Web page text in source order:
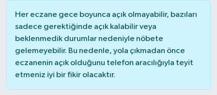
Her eczane gece boyunca açık olmayabilir, bazıları
sadece gerektiğinde açık kalabilir veya
beklenmedik durumlar nedeniyle nöbete
gelemeyebilir. Bu nedenle, yola çıkmadan önce
eczanenin açık olduğunu telefon aracılığıyla teyit
etmeniz iyi bir fikir olacaktır.